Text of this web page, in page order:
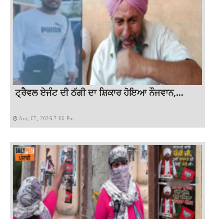
ਟ੍ਰੈਵਲ ਏਜੰਟ ਦੀ ਠੱਗੀ ਦਾ ਸ਼ਿਕਾਰ ਹੋਇਆ ਨੌਜਵਾਨ,...
Aug 05, 2026 7:06 Pm